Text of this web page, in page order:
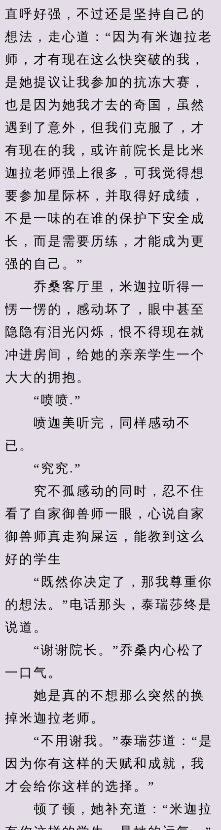
直呼好强，不过还是坚持自己的
想法，走心道：“因为有米迦拉老
师，才有现在这么快突破的我，
是她提议让我参加的抗冻大赛，
也是因为她我才去的奇国，虽然
遇到了意外，但我们克服了，才
有现在的我，或许前院长是比米
迦拉老师强上很多，可我觉得想
要参加星际杯，并取得好成绩，
不是一味的在谁的保护下安全成
长，而是需要历练，才能成为更
强的自己。”
乔桑客厅里，米迦拉听得一
愣一愣的，感动坏了，眼中甚至
隐隐有泪光闪烁，恨不得现在就
冲进房间，给她的亲亲学生一个
大大的拥抱。
“喷喷.”
喷迦美听完，同样感动不
已。
“究究.”
究不孤感动的同时，忍不住
看了自家御兽师一眼，心说自家
御兽师真走狗屎运，能教到这么
好的学生
“既然你决定了，那我尊重你
的想法。”电话那头，泰瑞莎终是
说道。
“谢谢院长。”乔桑内心松了
一口气。
她是真的不想那么突然的换
掉米迦拉老师。
“不用谢我。”泰瑞莎道：“是
因为你有这样的天赋和成就，我
才会给你这样的选择。”
顿了顿，她补充道：“米迦拉